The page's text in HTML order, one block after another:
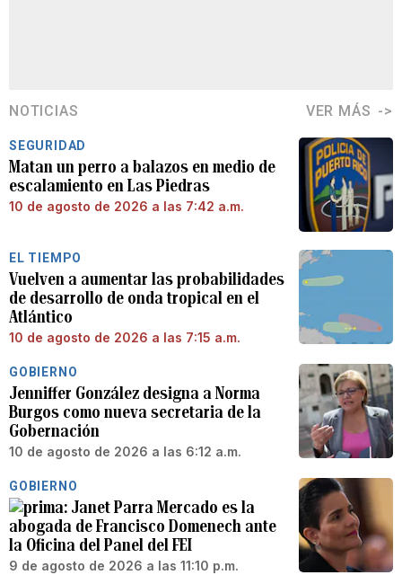
NOTICIAS VER MÁS
SEGURIDAD
Matan un perro a balazos en medio de
escalamiento en Las Piedras
10 de agosto de 2026 a las 7:42 a.m.
EL TIEMPO
Vuelven a aumentar las probabilidades
de desarrollo de onda tropical en el
Atlántico
10 de agosto de 2026 a las 7:15 a.m.
GOBIERNO
Jenniffer González designa a Norma
Burgos como nueva secretaria de la
Gobernación
10 de agosto de 2026 a las 6:12 a.m.
GOBIERNO
Janet Parra Mercado es la
abogada de Francisco Domenech ante
la Oficina del Panel del FEI
9 de agosto de 2026 a las 11:10 p.m.